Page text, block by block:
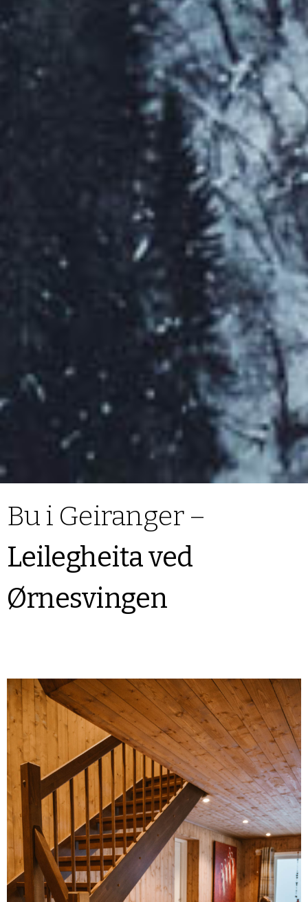
Bu i Geiranger –
Leilegheita ved
Ørnesvingen